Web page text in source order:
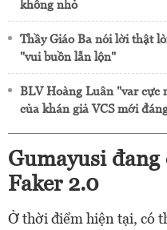
không nhỏ
Thầy Giáo Ba nói lời thật
"vui buồn lẫn lộn"
BLV Hoàng Luân "var cực
của khán giả VCS mới
Gumayusi đang
Faker 2.0
Ở thời điểm hiện tại, có